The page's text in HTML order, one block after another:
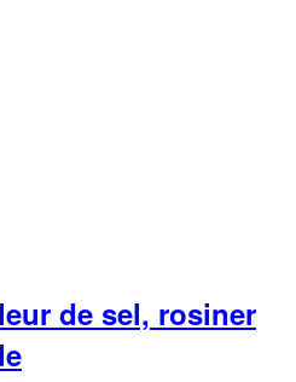
de sel, rosiner